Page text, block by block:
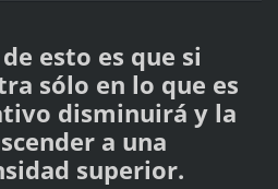
esto es que si
sólo en lo que es
disminuirá y la
a una
superior.